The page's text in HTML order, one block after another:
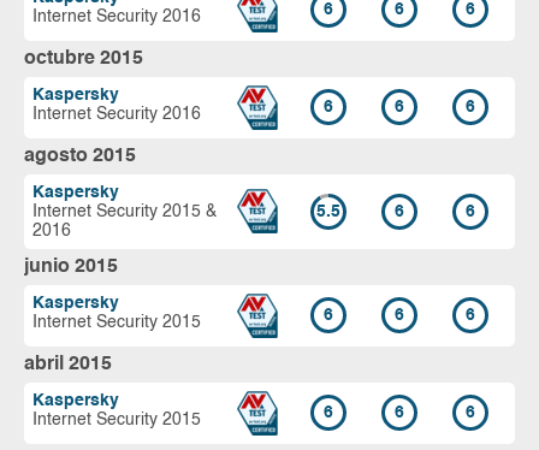
Internet Security 2016
6 6 6
octubre 2015
Kaspersky
Internet Security 2016
6 6 6
agosto 2015
Kaspersky
Internet Security 2015 &
2016
5.5 6 6
junio 2015
Kaspersky
Internet Security 2015
6 6 6
abril 2015
Kaspersky
Internet Security 2015
6 6 6